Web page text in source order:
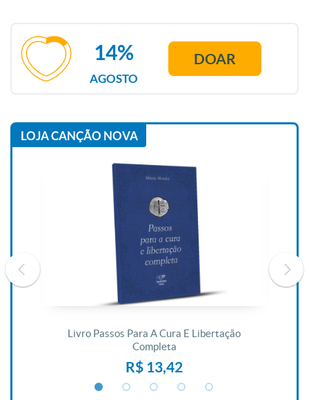
AGOSTO
14% DOAR
LOJA CANÇÃO NOVA
Livro Passos Para A Cura E Libertação
Completa
R$ 13,42